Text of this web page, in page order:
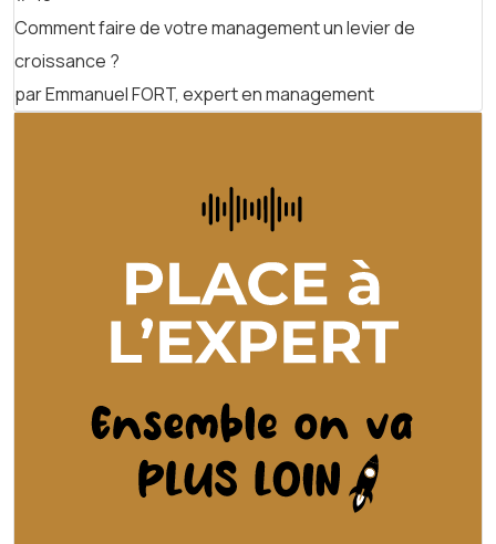
Comment faire de votre management un levier de
croissance ?
par Emmanuel FORT, expert en management